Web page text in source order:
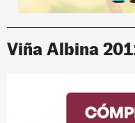
Viña Albina